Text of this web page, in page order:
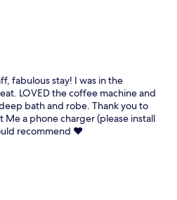
fabulous stay! I was in the
LOVED the coffee machine and
bath and robe. Thank you to
a phone charger (please install
recommend ♥️